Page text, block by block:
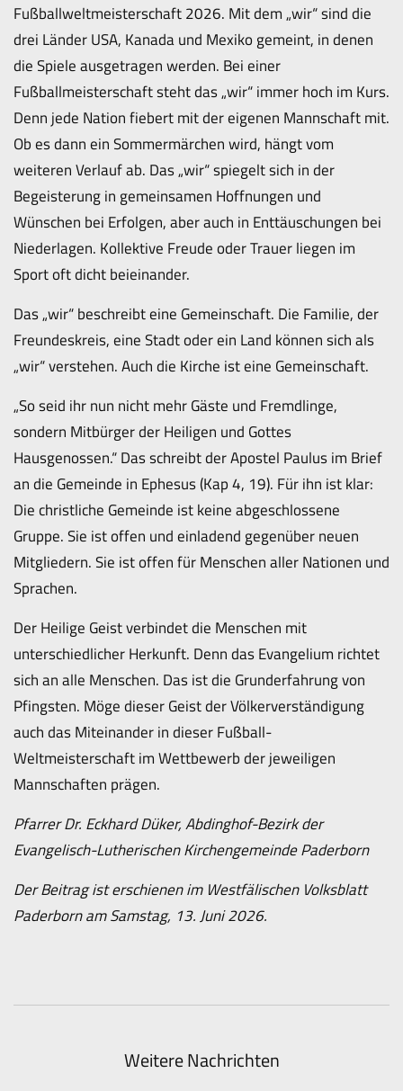
Fußballweltmeisterschaft 2026. Mit dem „wir“ sind die
drei Länder USA, Kanada und Mexiko gemeint, in denen
die Spiele ausgetragen werden. Bei einer
Fußballmeisterschaft steht das „wir“ immer hoch im Kurs.
Denn jede Nation fiebert mit der eigenen Mannschaft mit.
Ob es dann ein Sommermärchen wird, hängt vom
weiteren Verlauf ab. Das „wir“ spiegelt sich in der
Begeisterung in gemeinsamen Hoffnungen und
Wünschen bei Erfolgen, aber auch in Enttäuschungen bei
Niederlagen. Kollektive Freude oder Trauer liegen im
Sport oft dicht beieinander.
Das „wir“ beschreibt eine Gemeinschaft. Die Familie, der
Freundeskreis, eine Stadt oder ein Land können sich als
„wir“ verstehen. Auch die Kirche ist eine Gemeinschaft.
„So seid ihr nun nicht mehr Gäste und Fremdlinge,
sondern Mitbürger der Heiligen und Gottes
Hausgenossen.“ Das schreibt der Apostel Paulus im Brief
an die Gemeinde in Ephesus (Kap 4, 19). Für ihn ist klar:
Die christliche Gemeinde ist keine abgeschlossene
Gruppe. Sie ist offen und einladend gegenüber neuen
Mitgliedern. Sie ist offen für Menschen aller Nationen und
Sprachen.
Der Heilige Geist verbindet die Menschen mit
unterschiedlicher Herkunft. Denn das Evangelium richtet
sich an alle Menschen. Das ist die Grunderfahrung von
Pfingsten. Möge dieser Geist der Völkerverständigung
auch das Miteinander in dieser Fußball-
Weltmeisterschaft im Wettbewerb der jeweiligen
Mannschaften prägen.
Pfarrer Dr. Eckhard Düker, Abdinghof-Bezirk der
Evangelisch-Lutherischen Kirchengemeinde Paderborn
Der Beitrag ist erschienen im Westfälischen Volksblatt
Paderborn am Samstag, 13. Juni 2026.
Weitere Nachrichten